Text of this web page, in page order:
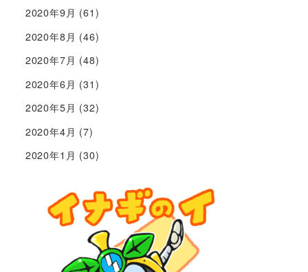
2020年9月 (61)
2020年8月 (46)
2020年7月 (48)
2020年6月 (31)
2020年5月 (32)
2020年4月 (7)
2020年1月 (30)